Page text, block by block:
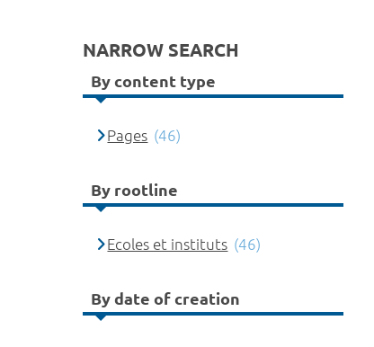
NARROW SEARCH
By content type
Pages (46)
By rootline
Ecoles et instituts (46)
By date of creation